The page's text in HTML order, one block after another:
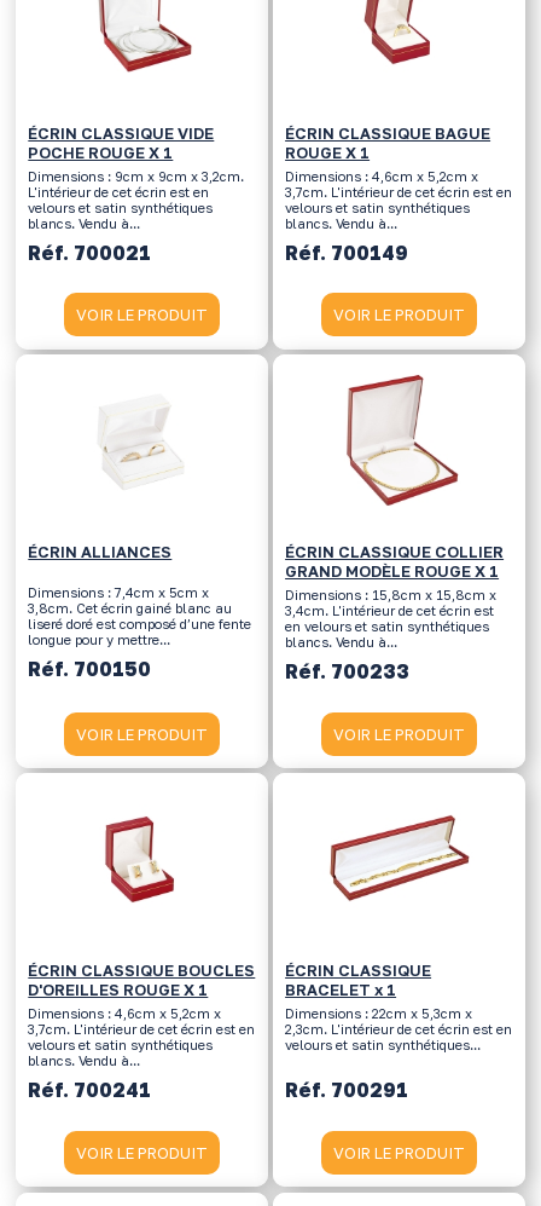
ÉCRIN CLASSIQUE VIDE
POCHE ROUGE X 1
Dimensions : 9cm x 9cm x 3,2cm.
L'intérieur de cet écrin est en
velours et satin synthétiques
blancs. Vendu à...
Réf. 700021
VOIR LE PRODUIT
ÉCRIN CLASSIQUE BAGUE
ROUGE X 1
Dimensions : 4,6cm x 5,2cm x
3,7cm. L'intérieur de cet écrin est en
velours et satin synthétiques
blancs. Vendu à...
Réf. 700149
VOIR LE PRODUIT
ÉCRIN ALLIANCES
Dimensions : 7,4cm x 5cm x
3,8cm. Cet écrin gainé blanc au
liseré doré est composé d’une fente
longue pour y mettre...
Réf. 700150
VOIR LE PRODUIT
ÉCRIN CLASSIQUE COLLIER
GRAND MODÈLE ROUGE X 1
Dimensions : 15,8cm x 15,8cm x
3,4cm. L'intérieur de cet écrin est
en velours et satin synthétiques
blancs. Vendu à...
Réf. 700233
VOIR LE PRODUIT
ÉCRIN CLASSIQUE BOUCLES
D'OREILLES ROUGE X 1
Dimensions : 4,6cm x 5,2cm x
3,7cm. L'intérieur de cet écrin est en
velours et satin synthétiques
blancs. Vendu à...
Réf. 700241
VOIR LE PRODUIT
ÉCRIN CLASSIQUE
BRACELET x 1
Dimensions : 22cm x 5,3cm x
2,3cm. L'intérieur de cet écrin est en
velours et satin synthétiques...
Réf. 700291
VOIR LE PRODUIT